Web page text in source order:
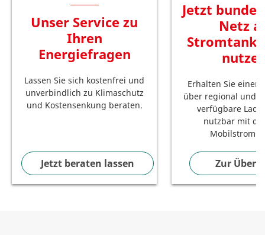
Unser Service zu
Ihren
Energiefragen
Lassen Sie sich kostenfrei und
unverbindlich zu Klimaschutz
und Kostensenkung beraten.
Jetzt beraten lassen
Jetzt
Netz
Erhalten Sie einen
über regional und
verfügbare
nutzbar mit
Zur